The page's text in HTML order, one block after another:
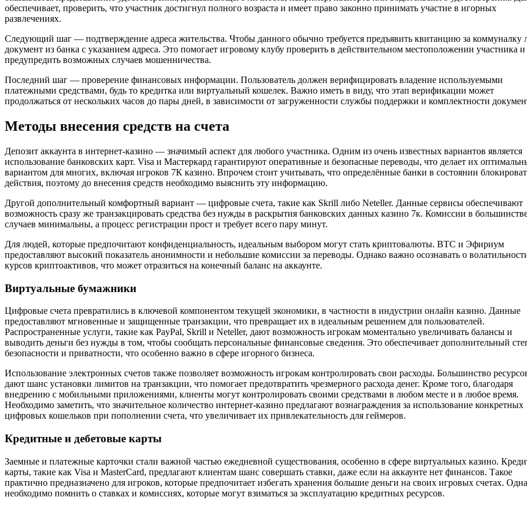
обеспечивает, проверить, что участник достигнул полного возраста и имеет право законно принимать участие в игорных
развлечениях.
Следующий шаг — подтверждение адреса жительства. Чтобы данного обычно требуется предъявить квитанцию за коммуналку
документ из банка с указанием адреса. Это помогает игровому клубу проверить в действительном местоположении участника и
предупредить возможных случаев мошенничества.
Последний шаг — проверение финансовых информации. Пользователь должен верифицировать владение используемыми
платежными средствами, будь то кредитка или виртуальный кошелек. Важно иметь в виду, что этап верификации может
продолжаться от нескольких часов до пары дней, в зависимости от загруженности службы поддержки и комплектности
Методы внесения средств на счета
Депозит аккаунта в интернет-казино — значимый аспект для любого участника. Одним из очень известных вариантов является
использование банковских карт. Visa и Мастеркард гарантируют оперативные и безопасные переводы, что делает их
вариантом для многих, включая игроков 7К казино. Впрочем стоит учитывать, что определённые банки в состоянии
действия, поэтому до внесения средств необходимо выяснить эту информацию.
Другой дополнительный комфортный вариант — цифровые счета, такие как Skrill либо Neteller. Данные сервисы обеспечивают
возможность сразу же транзакцировать средства без нужды в раскрытия банковских данных казино 7к. Комиссии в
случаев минимальны, а процесс регистрации прост и требует всего пару минут.
Для людей, которые предпочитают конфиденциальность, идеальным выбором могут стать криптовалюты. BTC и Эфириум
предоставляют высокий показатель анонимности и небольшие комиссии за переводы. Однако важно осознавать о
курсов криптоактивов, что может отразиться на конечный баланс на аккаунте.
Виртуальные бумажники
Цифровые счета превратились в ключевой компонентом текущей экономики, в частности в индустрии онлайн казино. Данные
предоставляют мгновенные и защищенные транзакции, что превращает их в идеальным решением для пользователей.
Распространенные услуги, такие как PayPal, Skrill и Neteller, дают возможность игрокам моментально увеличивать балансы и
выводить деньги без нужды в том, чтобы сообщать персональные финансовые сведения. Это обеспечивает дополнительный
безопасности и приватности, что особенно важно в сфере игорного бизнеса.
Использование электронных счетов также позволяет возможность игрокам контролировать свои расходы. Большинство
дают шанс установки лимитов на транзакции, что помогает предотвратить чрезмерного расхода денег. Кроме того, благодаря
внедрению с мобильными приложениями, клиенты могут контролировать своими средствами в любом месте и в любое время.
Необходимо заметить, что значительное количество интернет-казино предлагают вознаграждения за использование конкретных
цифровых кошельков при пополнении счета, что увеличивает их привлекательность для геймеров.
Кредитные и дебетовые карты
Заемные и платежные карточки стали важной частью ежедневной существования, особенно в сфере виртуальных казино.
карты, такие как Visa и MasterCard, предлагают клиентам шанс совершать ставки, даже если на аккаунте нет финансов. Такое
практично предназначено для игроков, которые предпочитает избегать хранения большие деньги на своих игровых счетах.
необходимо помнить о ставках и комиссиях, которые могут взиматься за эксплуатацию кредитных ресурсов.